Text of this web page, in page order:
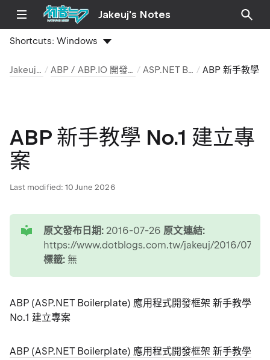
Jakeuj's Notes
Shortcuts:Windows
Jakeuj 筆記本 ABP / ABP.IO 開發環境與安裝筆記 ASP.NET Boilerplate
ABP 新手教學 No.1 建立專
案
Last modified: 10 June 2026
原文發布日期: 2016-07-26 原文連結:
https://www.dotblogs.com.tw/jakeuj/2016/07/
標籤: 無
ABP (ASP.NET Boilerplate) 應用程式開發框架 新手教學
No.1 建立專案
ABP (ASP.NET Boilerplate) 應用程式開發框架 新手教學